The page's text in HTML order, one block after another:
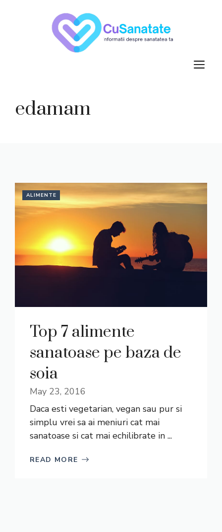
edamam
ALIMENTE
Top 7 alimente
sanatoase pe baza de
soia
May 23, 2016
Daca esti vegetarian, vegan sau pur si
simplu vrei sa ai meniuri cat mai
sanatoase si cat mai echilibrate in ...
READ MORE